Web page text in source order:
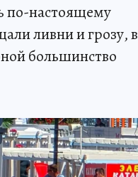
по-настоящему
ливни и грозу, в
большинство